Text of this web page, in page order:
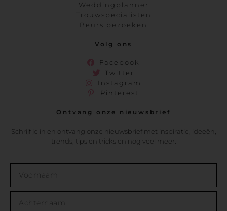
Weddingplanner
Trouwspecialisten
Beurs bezoeken
Volg ons
Facebook
Twitter
Instagram
Pinterest
Ontvang onze nieuwsbrief
Schrijf je in en ontvang onze nieuwsbrief met inspiratie, ideeën,
trends, tips en tricks en nog veel meer.